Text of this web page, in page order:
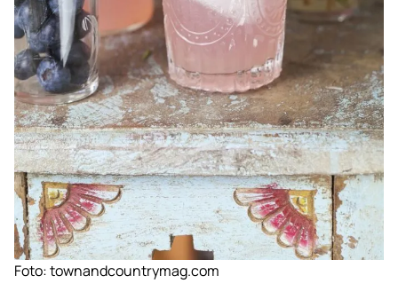
Foto:townandcountrymag.com